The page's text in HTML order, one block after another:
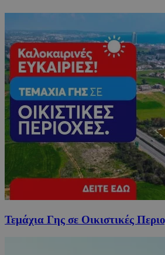
Τεμάχια Γης σε Οικιστικές